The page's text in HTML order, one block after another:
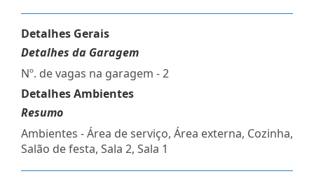
Detalhes Gerais
Detalhes da Garagem
Nº. de vagas na garagem - 2
Detalhes Ambientes
Resumo
Ambientes - Área de serviço, Área externa, Cozinha,
Salão de festa, Sala 2, Sala 1